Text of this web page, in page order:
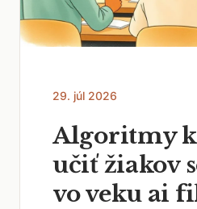
29. júl 2026
Algoritmy
učiť žiakov
vo veku ai